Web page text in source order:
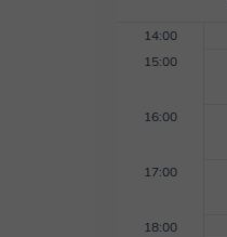
14:00
15:00
16:00
17:00
18:00